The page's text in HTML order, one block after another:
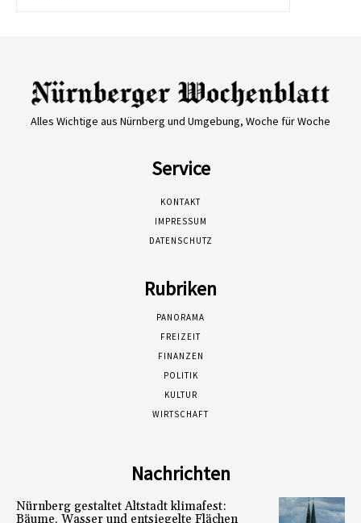
Alles Wichtige aus Nürnberg und Umgebung, Woche für Woche
Service
KONTAKT
IMPRESSUM
DATENSCHUTZ
Rubriken
PANORAMA
FREIZEIT
FINANZEN
POLITIK
KULTUR
WIRTSCHAFT
Nachrichten
Nürnberg gestaltet Altstadt klimafest:
Bäume, Wasser und entsiegelte Flächen